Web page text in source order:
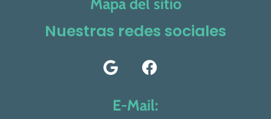
Nuestras redes sociales
E-Mail: